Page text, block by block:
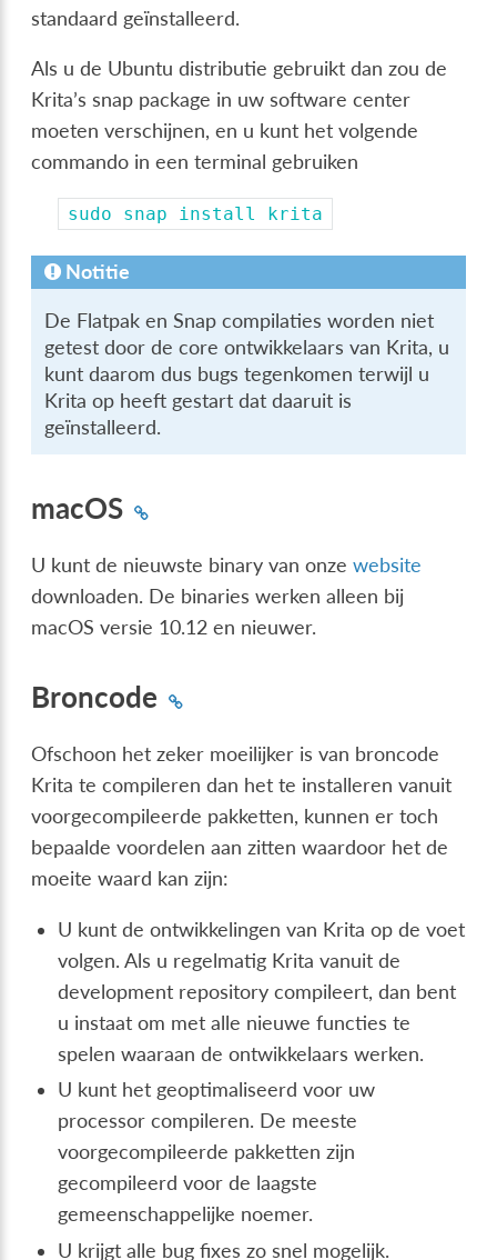
standaard geïnstalleerd.
Als u de Ubuntu distributie gebruikt dan zou de
Krita’s snap package in uw software center
moeten verschijnen, en u kunt het volgende
commando in een terminal gebruiken
sudo snap install krita
Notitie
De Flatpak en Snap compilaties worden niet
getest door de core ontwikkelaars van Krita, u
kunt daarom dus bugs tegenkomen terwijl u
Krita op heeft gestart dat daaruit is
geïnstalleerd.
macOS
U kunt de nieuwste binary van onzewebsite
downloaden. De binaries werken alleen bij
macOS versie 10.12 en nieuwer.
Broncode
Ofschoon het zeker moeilijker is van broncode
Krita te compileren dan het te installeren vanuit
voorgecompileerde pakketten, kunnen er toch
bepaalde voordelen aan zitten waardoor het de
moeite waard kan zijn:
U kunt de ontwikkelingen van Krita op de voet
volgen. Als u regelmatig Krita vanuit de
development repository compileert, dan bent
u instaat om met alle nieuwe functies te
spelen waaraan de ontwikkelaars werken.
U kunt het geoptimaliseerd voor uw
processor compileren. De meeste
voorgecompileerde pakketten zijn
gecompileerd voor de laagste
gemeenschappelijke noemer.
U krijgt alle bug fixes zo snel mogelijk.